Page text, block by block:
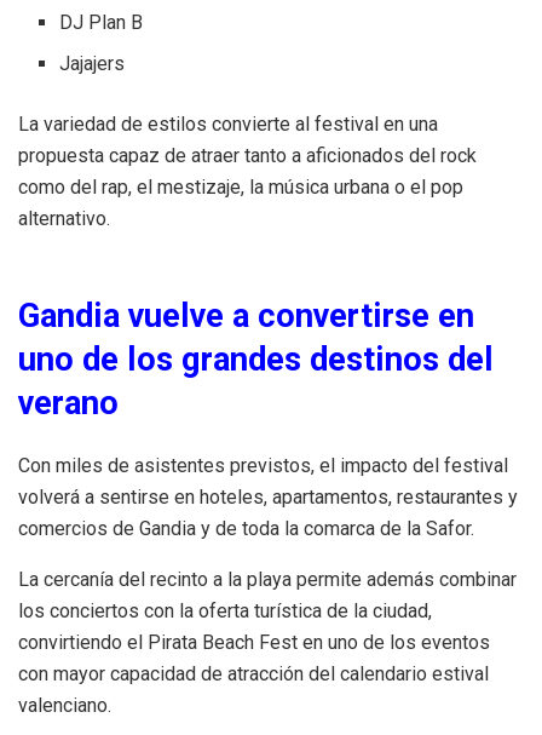
DJ Plan B
Jajajers
La variedad de estilos convierte al festival en una
propuesta capaz de atraer tanto a aficionados del rock
como del rap, el mestizaje, la música urbana o el pop
alternativo.
Gandia vuelve a convertirse en
uno de los grandes destinos del
verano
Con miles de asistentes previstos, el impacto del festival
volverá a sentirse en hoteles, apartamentos, restaurantes y
comercios de Gandia y de toda la comarca de la Safor.
La cercanía del recinto a la playa permite además combinar
los conciertos con la oferta turística de la ciudad,
convirtiendo el Pirata Beach Fest en uno de los eventos
con mayor capacidad de atracción del calendario estival
valenciano.